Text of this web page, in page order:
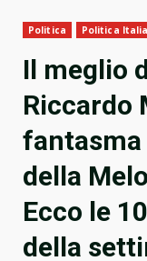
Politica Politica
Il meglio
Riccardo
della
Ecco le
della